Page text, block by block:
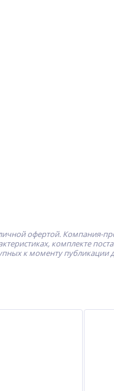
офертой. Компания-
комплекте
к моменту публикации